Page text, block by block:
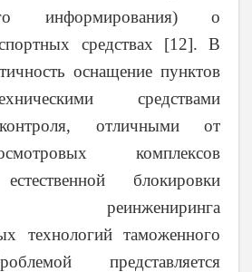
информирования) о
средствах [12]. В
оснащение пунктов
средствами
отличными от
комплексов
блокировки
реинжениринга
технологий таможенного
представляется